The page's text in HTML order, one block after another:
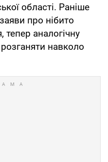
області. Раніше
про нібито
тепер аналогічну
навколо